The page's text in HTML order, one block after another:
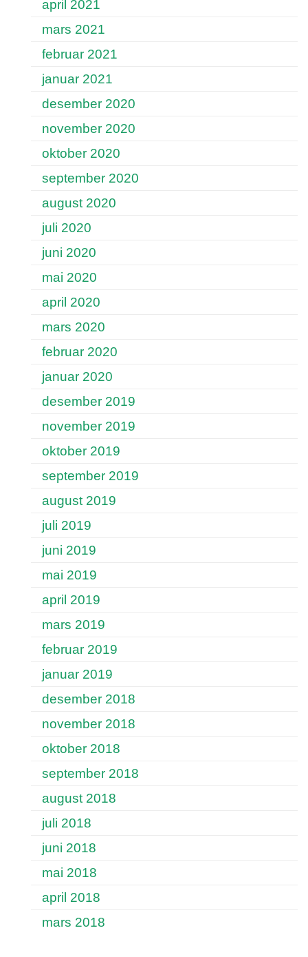
april 2021
mars 2021
februar 2021
januar 2021
desember 2020
november 2020
oktober 2020
september 2020
august 2020
juli 2020
juni 2020
mai 2020
april 2020
mars 2020
februar 2020
januar 2020
desember 2019
november 2019
oktober 2019
september 2019
august 2019
juli 2019
juni 2019
mai 2019
april 2019
mars 2019
februar 2019
januar 2019
desember 2018
november 2018
oktober 2018
september 2018
august 2018
juli 2018
juni 2018
mai 2018
april 2018
mars 2018